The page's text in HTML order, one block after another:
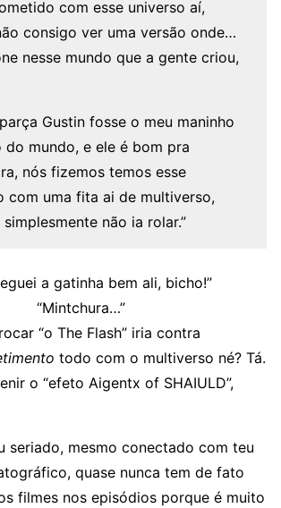
com esse universo aí,
consigo ver uma versão onde…
nesse mundo que a gente criou,
Gustin fosse o meu maninho
mundo, e ele é bom pra
nós fizemos temos esse
com uma fita ai de multiverso,
não ia rolar.”
a gatinha bem ali, bicho!”
“Mintchura…”
“o The Flash” iria contra
todo com o multiverso né? Tá.
o “efeto Aigentx of SHAIULD”,
seriado, mesmo conectado com teu
quase nunca tem de fato
filmes nos episódios porque é muito